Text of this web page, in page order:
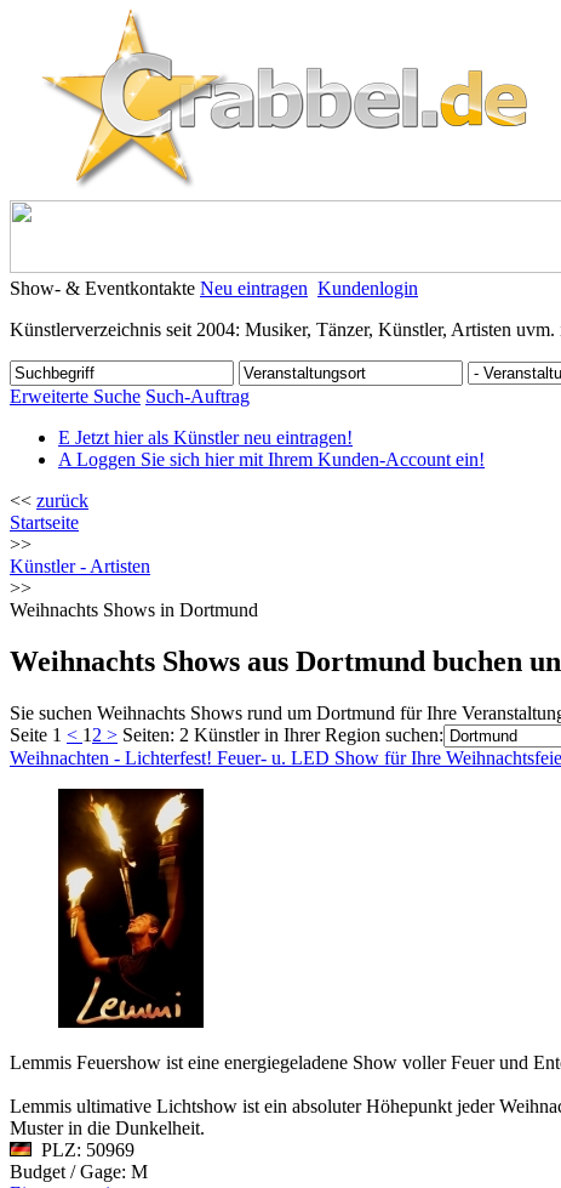
Show- & Eventkontakte Neu eintragen Kundenlogin
Künstlerverzeichnis seit 2004: Musiker, Tänzer, Künstler, Artisten
Erweiterte Suche Such-Auftrag
E Jetzt hier als Künstler neu eintragen!
A Loggen Sie sich hier mit Ihrem Kunden-Account ein!
<< zurück
Startseite
>>
Künstler - Artisten
>>
Weihnachts Shows in Dortmund
Weihnachts Shows aus Dortmund buchen
Sie suchen Weihnachts Shows rund um Dortmund für Ihre
Seite 1 < 1 2 > Seiten: 2 Künstler in Ihrer Region suchen:
Weihnachten - Lichterfest! Feuer- u. LED Show für Ihre
Lemmis Feuershow ist eine energiegeladene Show voller Feuer und
Lemmis ultimative Lichtshow ist ein absoluter Höhepunkt jeder
Muster in die Dunkelheit.
PLZ: 50969
Budget / Gage: M